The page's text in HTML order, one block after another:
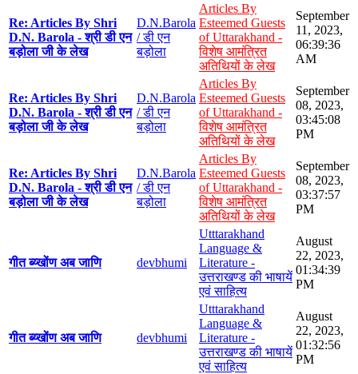
Re: Articles By Shri
D.N. Barola - श्री डी एन
बड़ोला जी के लेख
D.N.Barola
/ डी एन
बड़ोला
Articles By
Esteemed Guests
of Uttarakhand -
विशेष आमंत्रित
अतिथियों के लेख
September
11, 2023,
06:39:36
AM
Re: Articles By Shri
D.N. Barola - श्री डी एन
बड़ोला जी के लेख
D.N.Barola
/ डी एन
बड़ोला
Articles By
Esteemed Guests
of Uttarakhand -
विशेष आमंत्रित
अतिथियों के लेख
September
08, 2023,
03:45:08
PM
Re: Articles By Shri
D.N. Barola - श्री डी एन
बड़ोला जी के लेख
D.N.Barola
/ डी एन
बड़ोला
Articles By
Esteemed Guests
of Uttarakhand -
विशेष आमंत्रित
अतिथियों के लेख
September
08, 2023,
03:37:57
PM
गीत ब्य्खोंण अब जाणि devbhumi
Utttarakhand
Language &
Literature -
उत्तराखण्ड की भाषायें
एवं साहित्य
August
22, 2023,
01:34:39
PM
गीत ब्य्खोंण अब जाणि devbhumi
Utttarakhand
Language &
Literature -
उत्तराखण्ड की भाषायें
एवं साहित्य
August
22, 2023,
01:32:56
PM